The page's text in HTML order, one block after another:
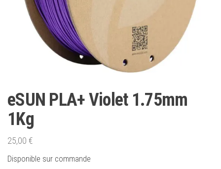
eSUN PLA+ Violet 1.75mm
1Kg
25,00 €
Disponible sur commande